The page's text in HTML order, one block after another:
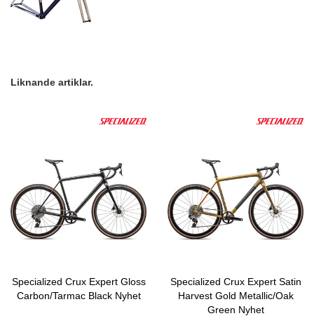
Liknande artiklar.
Specialized Crux Expert Gloss
Carbon/Tarmac Black Nyhet
Specialized Crux Expert Satin
Harvest Gold Metallic/Oak
Green Nyhet